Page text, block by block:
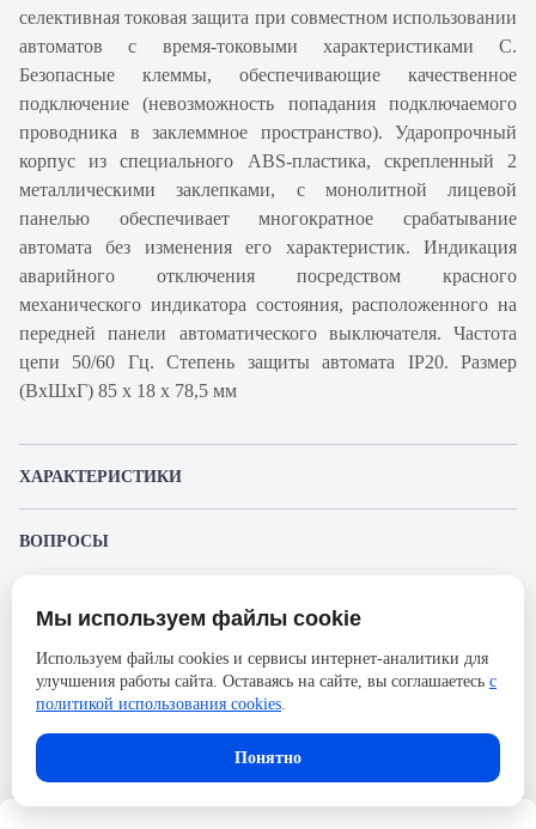
селективная токовая защита при совместном использовании
автоматов с время-токовыми характеристиками C.
Безопасные клеммы, обеспечивающие качественное
подключение (невозможность попадания подключаемого
проводника в заклеммное пространство). Ударопрочный
корпус из специального ABS-пластика, скрепленный 2
металлическими заклепками, с монолитной лицевой
панелью обеспечивает многократное срабатывание
автомата без изменения его характеристик. Индикация
аварийного отключения посредством красного
механического индикатора состояния, расположенного на
передней панели автоматического выключателя. Частота
цепи 50/60 Гц. Степень защиты автомата IP20. Размер
(ВхШхГ) 85 х 18 х 78,5 мм
ХАРАКТЕРИСТИКИ
Производитель
Серия
Acti 9
Номинальный ток
Напряжение, В
72
Количество полюсов
ВОПРОСЫ
Пожалуйста, авторизуйтесь, чтобы иметь
возможность оставлять вопросы.
Представленные изображения и характеристики могут отличаться от реального
без предварительного уведомления. Компания АйДистрибьют не несёт
ответственности в случае не соответствия текущей модели товаров фотографиям,
размещённым в карточке товара.
Мы используем файлы cookie
Используем файлы cookies и сервисы интернет-аналитики для
улучшения работы сайта. Оставаясь на сайте, вы соглашаетесь с
политикой использования cookies.
Понятно